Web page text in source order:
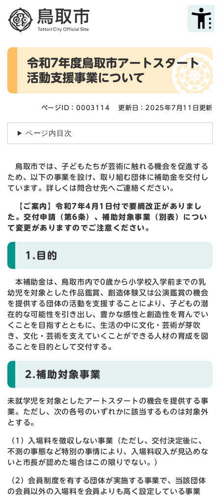
メニューを飛ばして本文へ
本
令和7年度鳥取市アートスタート
活動支援事業について
ページID：0003114 更新日：2025年7月11日更新
ページ内目次
鳥取市では、子どもたちが芸術に触れる機会を促進する
ため、以下の事業を設け、取り組む団体に補助金を交付し
ています。詳しくは問合せ先へご連絡ください。
【ご案内】令和7年4月1日付で要綱改正がありまし
た。交付申請（第6条）、補助対象事業（別表） につい
て変更がありますのでご注意ください。
1.目的
本補助金は、鳥取市内で0歳から小学校入学前までの乳
幼児を対象とした作品鑑賞、創造体験又は公演鑑賞の機会
を提供する団体の活動を支援することにより、子どもの潜
在的な可能性を引き出し、豊かな感性と創造性を育んでい
くことを目指すとともに、生活の中に文化・芸術が芽吹
き、文化・芸術を支えていくことができる人材の育成を図
ることを目的として交付する。
2.補助対象事業
未就学児を対象としたアートスタートの機会を提供する事
業。ただし、次の各号のいずれかに該当するものは対象外
とする。
（1）入場料を徴収しない事業（ただし、交付決定後に、
不測の事態など特別の事情により、入場料収入が見込めな
いと市長が認めた場合はこの限りでない。）
（2）会員制度を有する団体が実施する事業で、当該団体
の会員以外の入場料を会員よりも高く設定している事業